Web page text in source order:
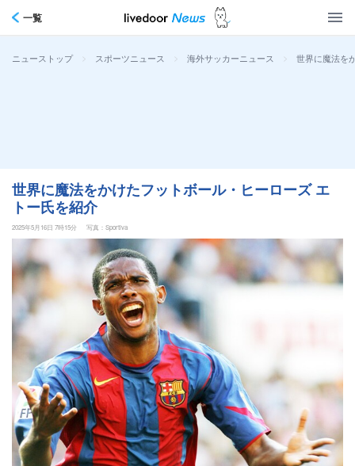
一覧
ニューストップ > スポーツニュース > 海外サッカーニュース > 世界に魔法を
世界に魔法をかけたフットボール・ヒーローズ エ
トー氏を紹介
2025年5月16日 7時15分 写真：Sportiva